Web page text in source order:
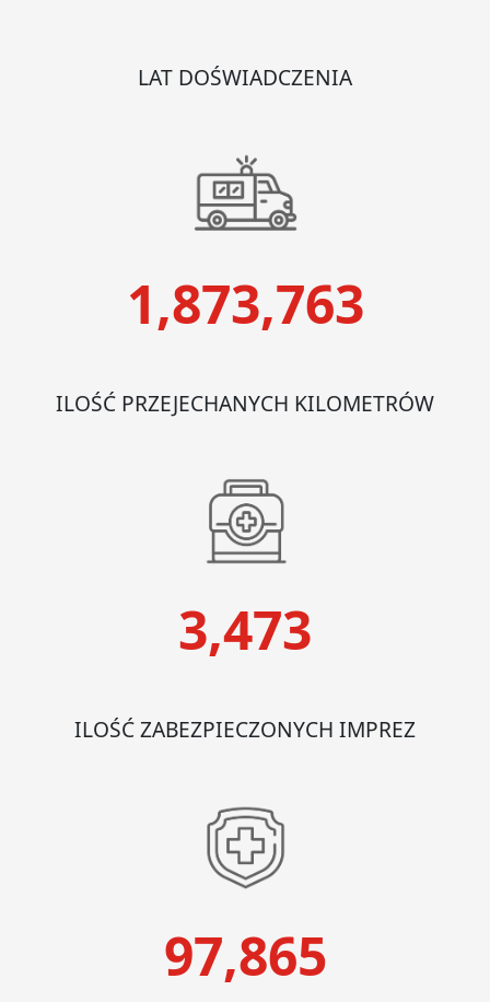
LAT DOŚWIADCZENIA
1,873,763
ILOŚĆ PRZEJECHANYCH KILOMETRÓW
3,473
ILOŚĆ ZABEZPIECZONYCH IMPREZ
97,865